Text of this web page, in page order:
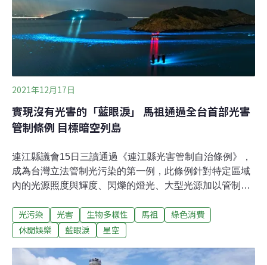
過去20年，台灣、中國、韓國等地陸續記錄到黑嘴端鳳頭
燕鷗，學者估計全
2021年12月17日
實現沒有光害的「藍眼淚」 馬祖通過全台首部光害
管制條例 目標暗空列島
連江縣議會15日三讀通過《連江縣光害管制自治條例》，
成為台灣立法管制光污染的第一例，此條例針對特定區域
內的光源照度與輝度、閃爍的燈光、大型光源加以管制。
劃入保護範圍，違反規範者若未在期限內改善，可處新臺
幣一萬元以上十萬元以下的罰鍰。未來，擁有四鄉五島的
和雌光螢提供良好的觀「光」條件。地方政府與暗空協會
光污染 光害 生物多樣性 馬祖
綠色消費
休閒娛樂
藍眼淚 星空